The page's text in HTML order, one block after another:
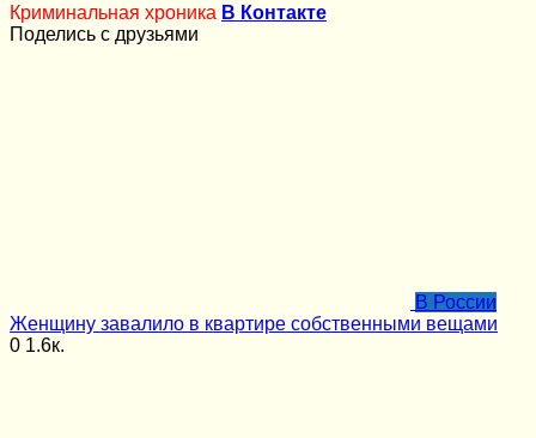
Криминальная хроника В Контакте
Поделись с друзьями
В России
Женщину завалило в квартире собственными вещами
0 1.6к.